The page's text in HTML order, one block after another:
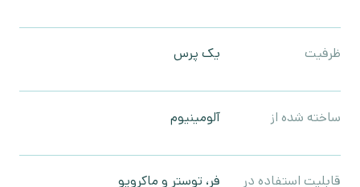
ظرفیت یک پرس
ساخته شده از آلومینیوم
قابلیت استفاده در فر، توستر و ماکرویو